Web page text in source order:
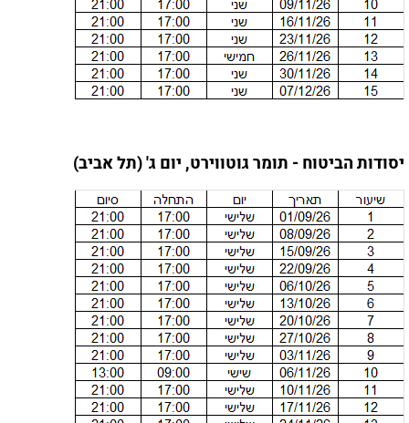
יסודות הביטוח - תומר גוטווירט, יום ג' (תל אביב)